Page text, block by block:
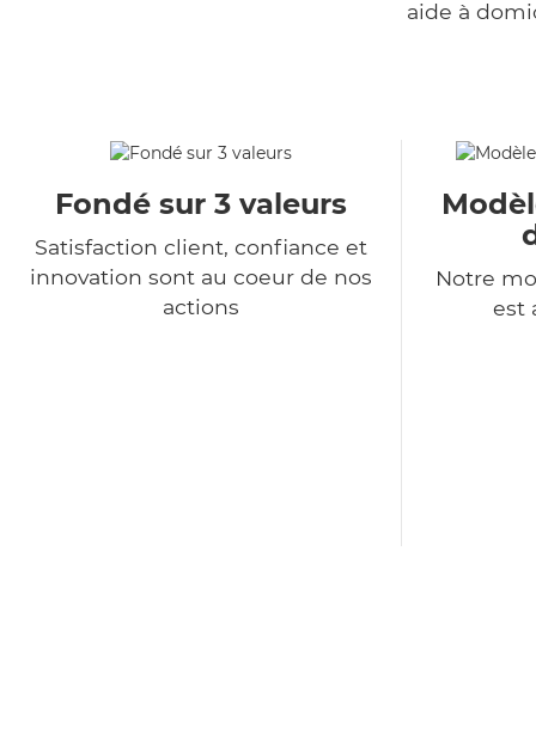
aide à
Fondé sur 3 valeurs
Satisfaction client, confiance et
innovation sont au coeur de nos
actions
Notre
est